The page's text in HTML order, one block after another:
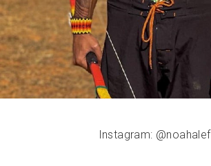
Instagram: @noahalef